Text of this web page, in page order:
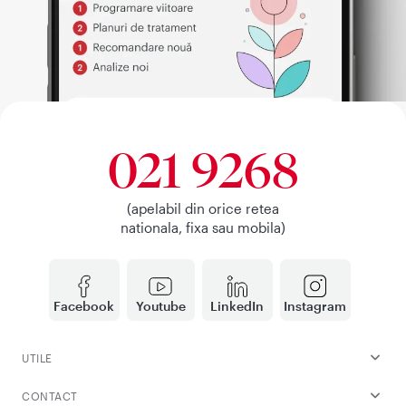
Facebook Youtube LinkedIn Instagram
021 9268
(apelabil din orice retea
nationala, fixa sau mobila)
UTILE
CONTACT